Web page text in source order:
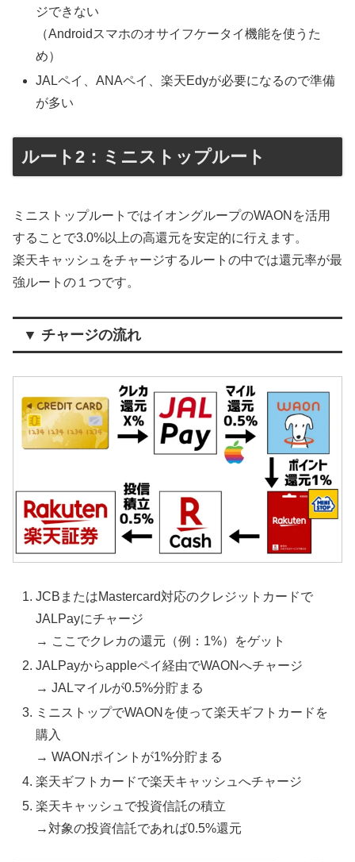
ジできない
（Androidスマホのオサイフケータイ機能を使うた
め）
JALペイ、ANAペイ、楽天Edyが必要になるので準備
が多い
ルート2：ミニストップルート
ミニストップルートではイオングループのWAONを活用
することで3.0%以上の高還元を安定的に行えます。
楽天キャッシュをチャージするルートの中では還元率が最
強ルートの１つです。
▼ チャージの流れ
JCBまたはMastercard対応のクレジットカードで
JALPayにチャージ
→ ここでクレカの還元（例：1%）をゲット
JALPayからappleペイ経由でWAONへチャージ
→ JALマイルが0.5%分貯まる
ミニストップでWAONを使って楽天ギフトカードを
購入
→ WAONポイントが1%分貯まる
楽天ギフトカードで楽天キャッシュへチャージ
楽天キャッシュで投資信託の積立
→対象の投資信託であれば0.5%還元